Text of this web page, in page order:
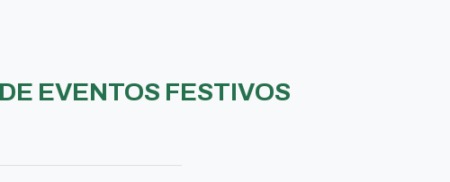
EVENTOS FESTIVOS